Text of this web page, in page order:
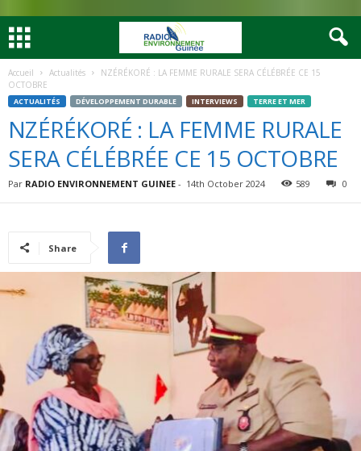
Accueil Actualités
NZÉRÉKORÉ : LA FEMME RURALE SERA CÉLÉBRÉE CE 15
OCTOBRE
ACTUALITÉS DÉVELOPPEMENT DURABLE INTERVIEWS TERRE ET MER
NZÉRÉKORÉ : LA FEMME RURALE
SERA CÉLÉBRÉE CE 15 OCTOBRE
Par RADIO ENVIRONNEMENT GUINEE - 14th October 2024 589 0
Share